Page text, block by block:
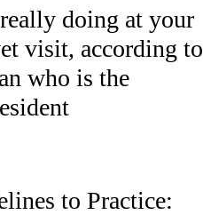
doing at your
visit, according to
who is the
to Practice: